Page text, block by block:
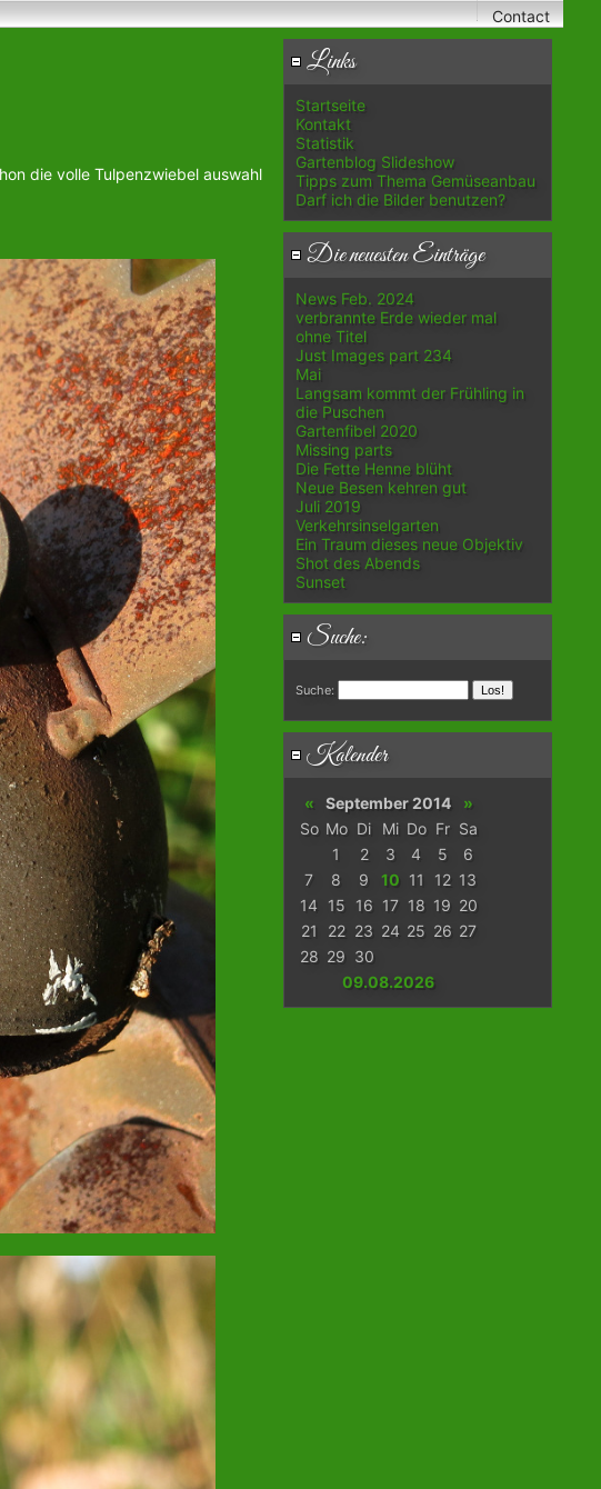
Contact
Links
Startseite
Kontakt
Statistik
Gartenblog Slideshow
Tipps zum Thema Gemüseanbau
Darf ich die Bilder benutzen?
Die neuesten Einträge
News Feb. 2024
verbrannte Erde wieder mal
ohne Titel
Just Images part 234
Mai
Langsam kommt der Frühling in
die Puschen
Gartenfibel 2020
Missing parts
Die Fette Henne blüht
Neue Besen kehren gut
Juli 2019
Verkehrsinselgarten
Ein Traum dieses neue Objektiv
Shot des Abends
Sunset
Suche:
Suche:
Kalender
« September 2014
»
So Mo Di Mi Do Fr Sa
1
2 3 4 5
6
7
8 9 10 11 12 13
14 15 16 17 18 19 20
21
22 23 24 25 26 27
28 29 30
09.08.2026
die volle Tulpenzwiebel auswahl